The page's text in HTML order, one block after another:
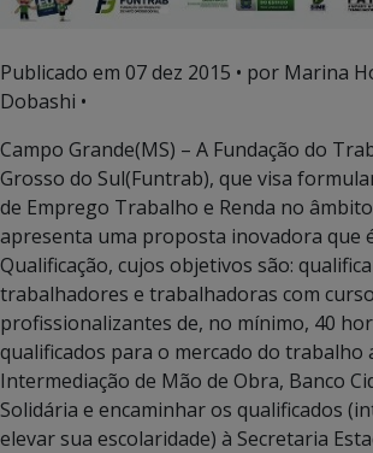
Publicado em 07 dez 2015 • por Marina
Dobashi •
Campo Grande(MS) – A Fundação do
Grosso do Sul(Funtrab), que visa
de Emprego Trabalho e Renda no
apresenta uma proposta inovadora que
Qualificação, cujos objetivos são:
trabalhadores e trabalhadoras com
profissionalizantes de, no mínimo, 40
qualificados para o mercado do trabalho
Intermediação de Mão de Obra, Banco
Solidária e encaminhar os qualificados
elevar sua escolaridade) à Secretaria